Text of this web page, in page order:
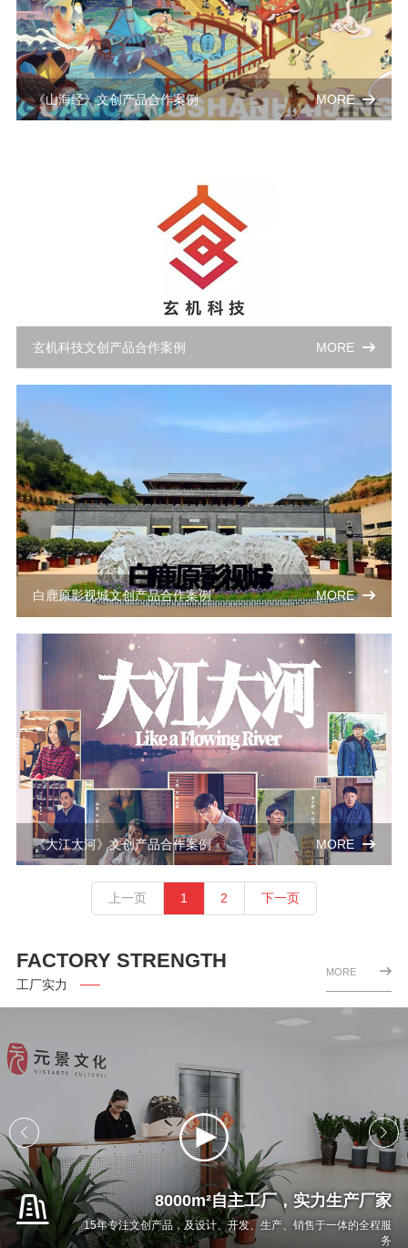
《山海经》文创产品合作案例 MORE
玄机科技文创产品合作案例 MORE
白鹿原影视城文创产品合作案例 MORE
《大江大河》文创产品合作案例 MORE
上一页 1 2 下一页
FACTORY STRENGTH
工厂实力
MORE
8000m²自主工厂，实力生产厂家
15年专注文创产品，及设计、开发、生产、销售于一体的全程服
务